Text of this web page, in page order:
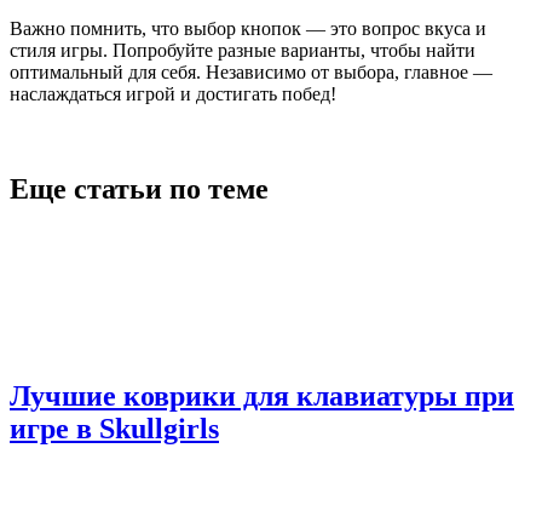
Важно помнить, что выбор кнопок — это вопрос вкуса и
стиля игры. Попробуйте разные варианты, чтобы найти
оптимальный для себя. Независимо от выбора, главное —
наслаждаться игрой и достигать побед!
Еще статьи по теме
Лучшие коврики для клавиатуры при
игре в Skullgirls